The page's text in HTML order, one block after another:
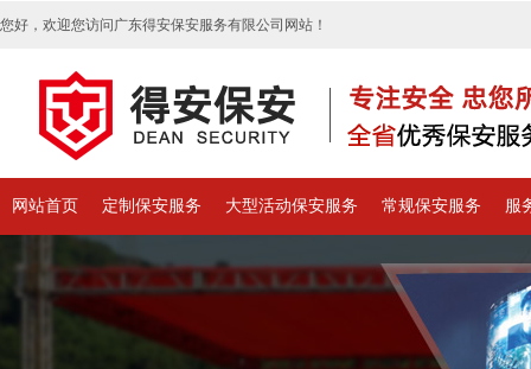
您好，欢迎您访问广东得安保安服务有限公司网站！
网站首页 定制保安服务 大型活动保安服务 常规保安服务 服